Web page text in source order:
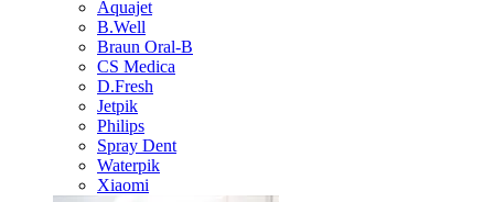
Aquajet
B.Well
Braun Oral-B
CS Medica
D.Fresh
Jetpik
Philips
Spray Dent
Waterpik
Xiaomi